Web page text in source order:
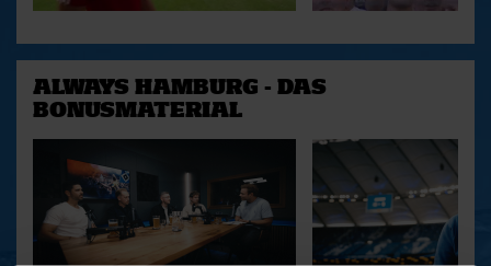
ALWAYS HAMBURG - DAS
BONUSMATERIAL